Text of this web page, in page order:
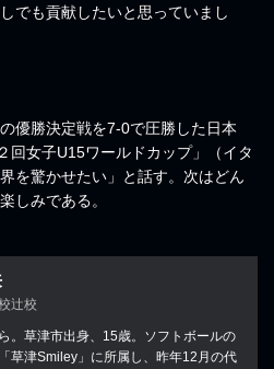
でも貢献したいと思っていまし
優勝決定戦を7-0で圧勝した日本
回女子U15ワールドカップ」（イタ
を驚かせたい」と話す。次はどん
しみである。
辻校
。草津市出身、15歳。ソフトボールの
草津Smiley」に所属し、昨年12月の代